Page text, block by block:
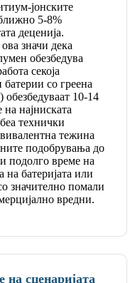
јонските
5-8%
деценија.
значи дека
обезбедува
секоја
со греена
10-14
најниската
технички
тежина
подобрувања до
подолго време на
на батеријата или
значително помали
вредни.
сценаријата